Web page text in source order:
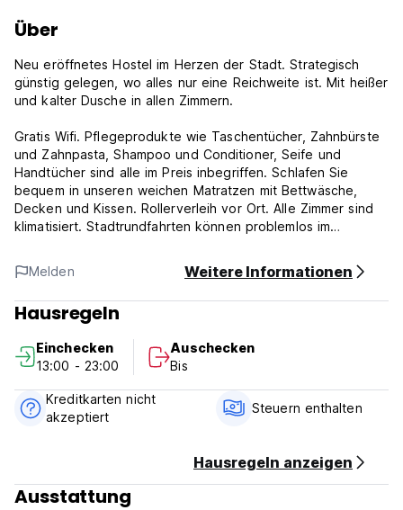
Über
Neu eröffnetes Hostel im Herzen der Stadt. Strategisch
günstig gelegen, wo alles nur eine Reichweite ist. Mit heißer
und kalter Dusche in allen Zimmern.
Gratis Wifi. Pflegeprodukte wie Taschentücher, Zahnbürste
und Zahnpasta, Shampoo und Conditioner, Seife und
Handtücher sind alle im Preis inbegriffen. Schlafen Sie
bequem in unseren weichen Matratzen mit Bettwäsche,
Decken und Kissen. Rollerverleih vor Ort. Alle Zimmer sind
klimatisiert. Stadtrundfahrten können problemlos im
Erleben Sie das Kapselbett, das von Unterkünften im
japanischen Stil inspiriert ist.
1. Stornierungsbedingungen: 1 Tag vor Anreise.
2. Check-in von 13:00 bis 23:00 Uhr.
3. Check-out vor 12:00 Uhr.
4. Zahlung bei der Ankunft nur in bar.
5. Öffnungszeiten der Rezeption: 24 Stunden.
9. Keine Haustiere.
Melden Weitere Informationen
Hausregeln
Einchecken
13:00 - 23:00
Auschecken
Bis
Kreditkarten nicht
akzeptiert
Steuern enthalten
Hausregeln anzeigen
Ausstattung